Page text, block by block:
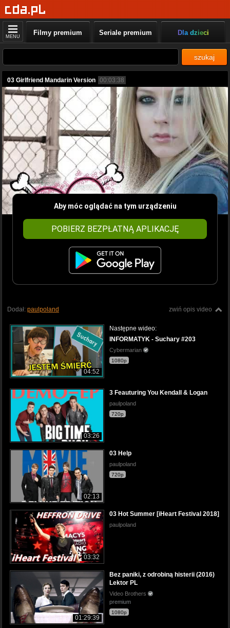
MENU Filmy premium Seriale premium Dla dzieci
szukaj
03 Girlfriend Mandarin Version 00:03:38
Aby móc oglądać na tym urządzeniu
POBIERZ BEZPŁATNĄ APLIKACJĘ
zwiń opis video
Dodał: paulpoland
04:52
Następne wideo:
INFORMATYK - Suchary #203
Cybermarian
1080p
03:26
3 Feauturing You Kendall & Logan
paulpoland
720p
02:13
03 Help
paulpoland
720p
03:32
03 Hot Summer [iHeart Festival 2018]
paulpoland
01:29:39
Bez paniki, z odrobiną histerii (2016)
Lektor PL
Video Brothers
premium
1080p